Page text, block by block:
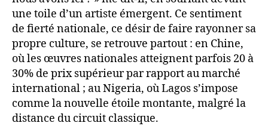
une toile d’un artiste émergent. Ce sentiment
de fierté nationale, ce désir de faire rayonner sa
propre culture, se retrouve partout : en Chine,
où les œuvres nationales atteignent parfois 20 à
30% de prix supérieur par rapport au marché
international ; au Nigeria, où Lagos s’impose
comme la nouvelle étoile montante, malgré la
distance du circuit classique.